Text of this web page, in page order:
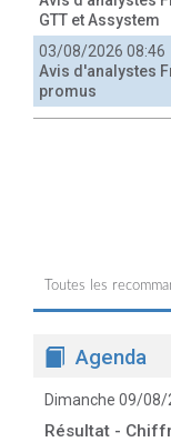
GTT et Assystem
03/08/2026 08:46
Avis d'analystes
promus
Toutes les
Agenda
Dimanche 09/08/
Résultat -